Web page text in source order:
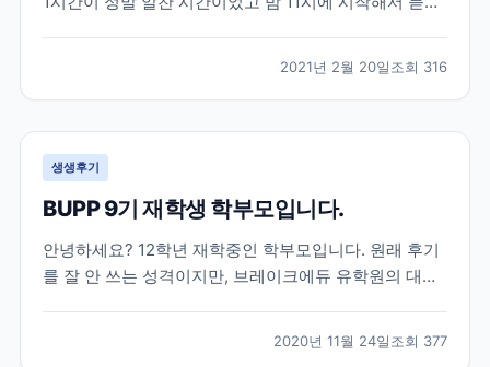
가지지 않았다가 미리 준비를 못해 나중에 후회를 했을
뻔한 엄청 중요한 이야기들을 해주셨고 그 이야기들도
딱...
2021년 2월 20일조회 316
생생후기
BUPP 9기 재학생 학부모입니다.
안녕하세요? 12학년 재학중인 학부모입니다. 원래 후기
를 잘 안 쓰는 성격이지만, 브레이크에듀 유학원의 대학
몇자 적어 봅니다. 조기유학으로는 늦은 고1 봄, 강남 모
2020년 11월 24일조회 377